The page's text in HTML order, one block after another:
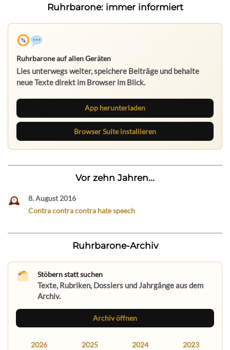
Ruhrbarone: immer informiert
Ruhrbarone auf allen Geräten
Lies unterwegs weiter, speichere Beiträge und behalte
neue Texte direkt im Browser im Blick.
App herunterladen
Browser Suite installieren
Vor zehn Jahren...
8. August 2016
Contra contra contra hate speech
Ruhrbarone-Archiv
Stöbern statt suchen
Texte, Rubriken, Dossiers und Jahrgänge aus dem
Archiv.
Archiv öffnen
2026 2025 2024 2023